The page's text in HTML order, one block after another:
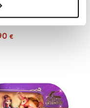
ACADEMY
€